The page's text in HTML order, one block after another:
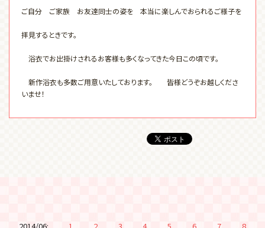
ご自分 ご家族 お友達同士の姿を 本当に楽しんでおられるご様子を
拝見するときです。
浴衣でお出掛けされるお客様も多くなってきた今日この頃です。
新作浴衣も多数ご用意いたしております。 皆様どうぞお越しくださ
いませ！